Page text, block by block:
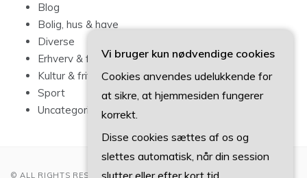
Blog
Bolig, hus & have
Diverse
Erhverv & forbrug
Kultur & fritid
Sport
Uncategorized
© ALL RIGHTS RESERVED 2022
Vi bruger kun nødvendige cookies
Cookies anvendes udelukkende for
at sikre, at hjemmesiden fungerer
korrekt.
Disse cookies sættes af os og
slettes automatisk, når din session
slutter eller efter kort tid.